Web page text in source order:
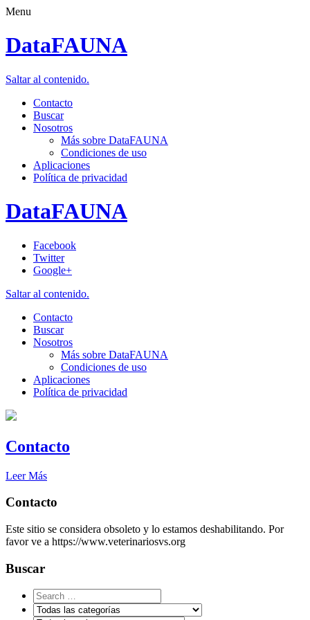
Menu
DataFAUNA
Saltar al contenido.
Contacto
Buscar
Nosotros
Más sobre DataFAUNA
Condiciones de uso
Aplicaciones
Política de privacidad
DataFAUNA
Facebook
Twitter
Google+
Saltar al contenido.
Contacto
Buscar
Nosotros
Más sobre DataFAUNA
Condiciones de uso
Aplicaciones
Política de privacidad
Contacto
Leer Más
Contacto
Este sitio se considera obsoleto y lo estamos deshabilitando. Por
favor ve a https://www.veterinariosvs.org
Buscar